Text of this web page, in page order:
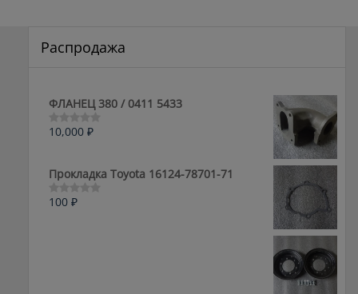
Распродажа
ФЛАНЕЦ 380 / 0411 5433
Оценка
5
10,000 ₽
Прокладка Toyota 16124-78701-71
Оценка
100 ₽